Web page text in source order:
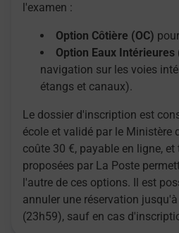
l'examen :
Option Côtière (OC)
Option Eaux Intérieures
navigation sur les voies
étangs et canaux).
Le dossier d'inscription est
école et validé par le Ministère
coûte 30 €, payable en ligne,
proposées par La Poste
l'autre de ces options. Il est
annuler une réservation
(23h59), sauf en cas